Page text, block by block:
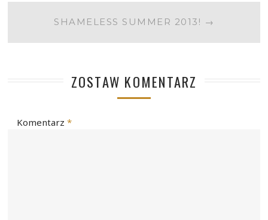
SHAMELESS SUMMER 2013! →
ZOSTAW KOMENTARZ
Komentarz*